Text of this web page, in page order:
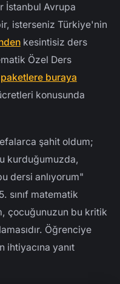
İstanbul Avrupa
isterseniz Türkiye'nin
kesintisiz ders
Özel Ders
paketlere buraya
konusunda
şahit oldum;
kurduğumuzda,
dersi anlıyorum"
sınıf matematik
çocuğunuzun bu kritik
Öğrenciye
ihtiyacına yanıt